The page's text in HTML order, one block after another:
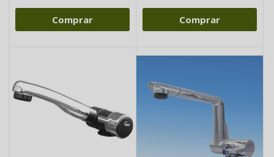
Comprar Comprar